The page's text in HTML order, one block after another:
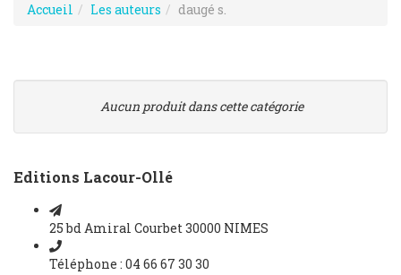
Accueil Les auteurs daugé s.
Aucun produit dans cette catégorie
Editions Lacour-Ollé
25 bd Amiral Courbet 30000 NIMES
Téléphone : 04 66 67 30 30